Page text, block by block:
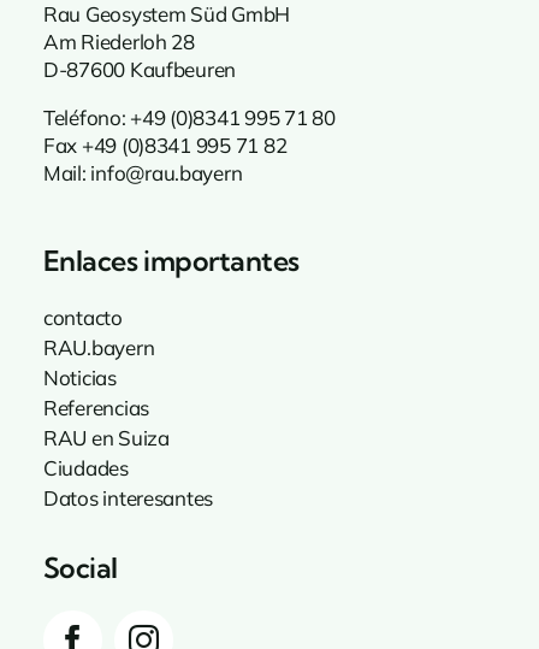
Rau Geosystem Süd GmbH
Am Riederloh 28
D-87600 Kaufbeuren
Teléfono: +49 (0)8341 99571 80
Fax +49 (0)8341 995 71 82
Mail: info@rau.bayern
Enlaces importantes
contacto
RAU.bayern
Noticias
Referencias
RAU en Suiza
Ciudades
Datos interesantes
Social